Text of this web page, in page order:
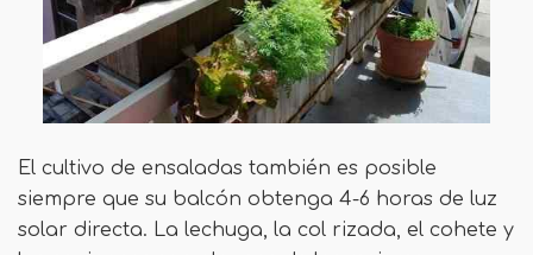
El cultivo de ensaladas también es posible
siempre que su balcón obtenga 4-6 horas de luz
solar directa. La lechuga, la col rizada, el cohete y